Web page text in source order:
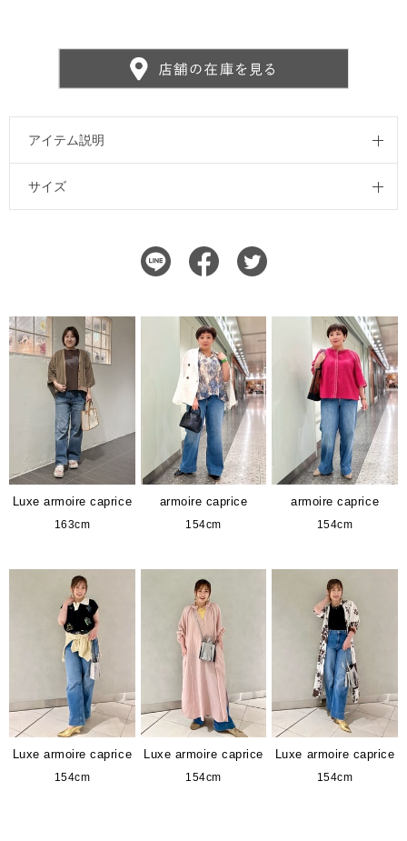
アイテム説明
サイズ
Luxe armoire caprice
163cm
armoire caprice
154cm
armoire caprice
154cm
Luxe armoire caprice
154cm
Luxe armoire caprice
154cm
Luxe armoire caprice
154cm